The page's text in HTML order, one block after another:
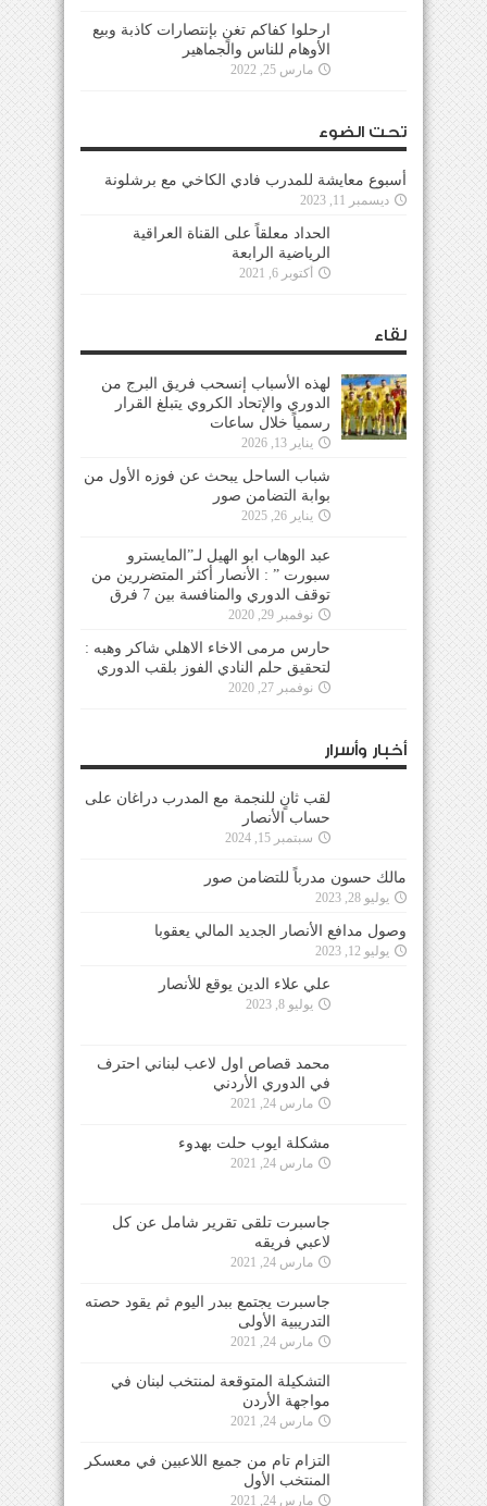
ارحلوا كفاكم تغنٍ بإنتصارات كاذبة وبيع
الأوهام للناس والجماهير
مارس 25, 2022
تحت الضوء
أسبوع معايشة للمدرب فادي الكاخي مع برشلونة
ديسمبر 11, 2023
الحداد معلقاً على القناة العراقية
الرياضية الرابعة
أكتوبر 6, 2021
لقاء
لهذه الأسباب إنسحب فريق البرج من
الدوري والإتحاد الكروي يتبلغ القرار
رسمياً خلال ساعات
يناير 13, 2026
شباب الساحل يبحث عن فوزه الأول من
بوابة التضامن صور
يناير 26, 2025
عبد الوهاب ابو الهيل لـ”المايسترو
سبورت ” : الأنصار أكثر المتضررين من
توقف الدوري والمنافسة بين 7 فرق
نوفمبر 29, 2020
حارس مرمى الاخاء الاهلي شاكر وهبه :
لتحقيق حلم النادي الفوز بلقب الدوري
نوفمبر 27, 2020
أخبار وأسرار
لقب ثانٍ للنجمة مع المدرب دراغان على
حساب الأنصار
سبتمبر 15, 2024
مالك حسون مدرباً للتضامن صور
يوليو 28, 2023
وصول مدافع الأنصار الجديد المالي يعقوبا
يوليو 12, 2023
علي علاء الدين يوقع للأنصار
يوليو 8, 2023
محمد قصاص اول لاعب لبناني احترف
في الدوري الأردني
مارس 24, 2021
مشكلة ايوب حلت بهدوء
مارس 24, 2021
جاسبرت تلقى تقرير شامل عن كل
لاعبي فريقه
مارس 24, 2021
جاسبرت يجتمع ببدر اليوم ثم يقود حصته
التدريبية الأولى
مارس 24, 2021
التشكيلة المتوقعة لمنتخب لبنان في
مواجهة الأردن
مارس 24, 2021
التزام تام من جميع اللاعبين في معسكر
المنتخب الأول
مارس 24, 2021